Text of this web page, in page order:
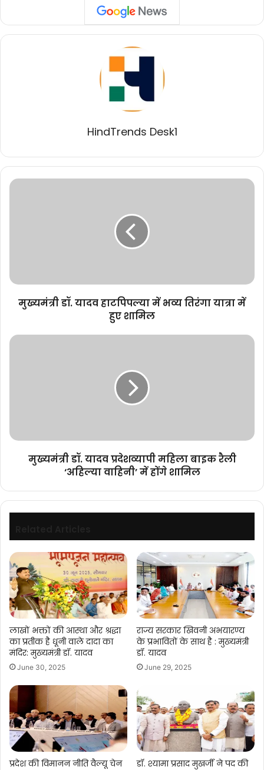
HindTrends Desk1
मुख्यमंत्री
में
शामिल
मुख्यमंत्री डॉ. यादव हाटपिपल्या में भव्य तिरंगा यात्रा में
हुए शामिल
मुख्यमंत्री
वाहिनी’
मुख्यमंत्री डॉ. यादव प्रदेशव्यापी महिला बाइक रैली
‘अहिल्या वाहिनी’ में होंगे शामिल
लाखों भक्तों की आस्था और श्रद्धा
का प्रतीक है धूनी वाले दादा का
मंदिर: मुख्यमंत्री डॉ. यादव
June 30, 2025
राज्य सरकार खिवनी अभयारण्य
के प्रभावितों के साथ है : मुख्यमंत्री
डॉ. यादव
June 29, 2025
प्रदेश की विमानन नीति वैल्यू चेन
डॉ. श्यामा प्रसाद मुखर्जी ने पद की